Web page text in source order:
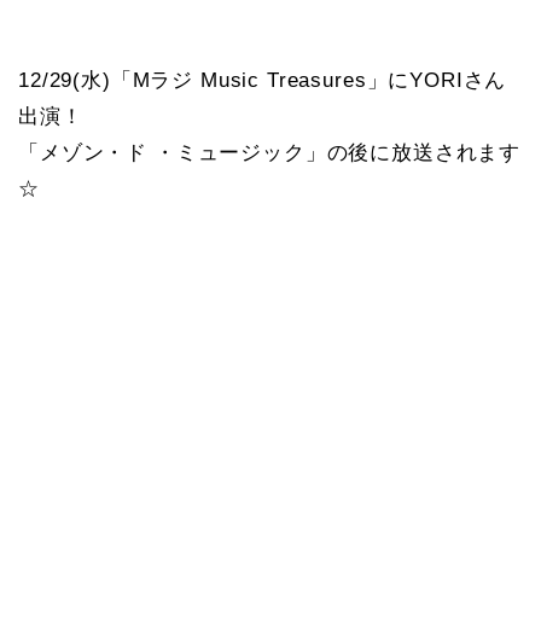
12/29(水)「Mラジ Music Treasures」にYORIさん
出演！
「メゾン・ド ・ミュージック」の後に放送されます
☆